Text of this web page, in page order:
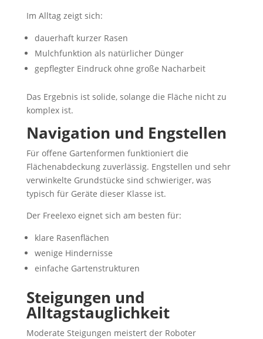
Im Alltag zeigt sich:
dauerhaft kurzer Rasen
Mulchfunktion als natürlicher Dünger
gepflegter Eindruck ohne große Nacharbeit
Das Ergebnis ist solide, solange die Fläche nicht zu
komplex ist.
Navigation und Engstellen
Für offene Gartenformen funktioniert die
Flächenabdeckung zuverlässig. Engstellen und sehr
verwinkelte Grundstücke sind schwieriger, was
typisch für Geräte dieser Klasse ist.
Der Freelexo eignet sich am besten für:
klare Rasenflächen
wenige Hindernisse
einfache Gartenstrukturen
Steigungen und
Alltagstauglichkeit
Moderate Steigungen meistert der Roboter